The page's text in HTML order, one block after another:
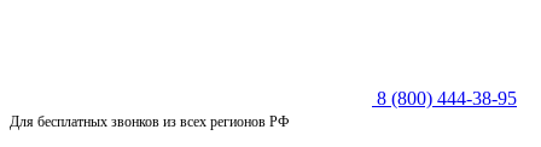
8 (800) 444-38-95
Для бесплатных звонков из всех регионов РФ